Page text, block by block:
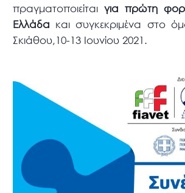
πραγματοποιείται για πρώτη
Ελλάδα και συγκεκριμένα στο
Σκιάθου,10-13 Ιουνίου 2021.